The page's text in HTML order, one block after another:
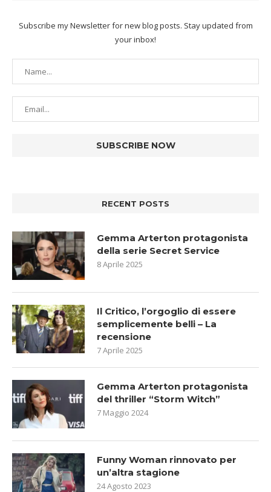
Subscribe my Newsletter for new blog posts. Stay updated from
your inbox!
RECENT POSTS
Gemma Arterton protagonista
della serie Secret Service
8 Aprile 2025
Il Critico, l’orgoglio di essere
semplicemente belli – La
recensione
7 Aprile 2025
Gemma Arterton protagonista
del thriller “Storm Witch”
7 Maggio 2024
Funny Woman rinnovato per
un’altra stagione
24 Agosto 2023